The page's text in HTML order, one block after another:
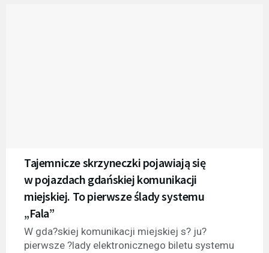
Tajemnicze skrzyneczki pojawiają się
w pojazdach gdańskiej komunikacji
miejskiej. To pierwsze ślady systemu
„Fala”
W gda?skiej komunikacji miejskiej s? ju?
pierwsze ?lady elektronicznego biletu systemu